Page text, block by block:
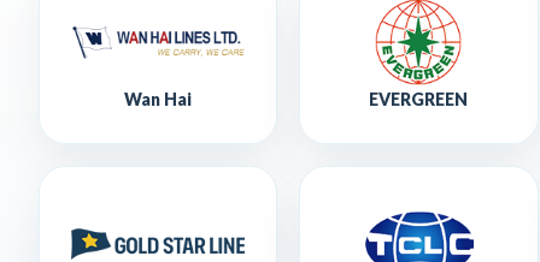
Wan Hai EVERGREEN